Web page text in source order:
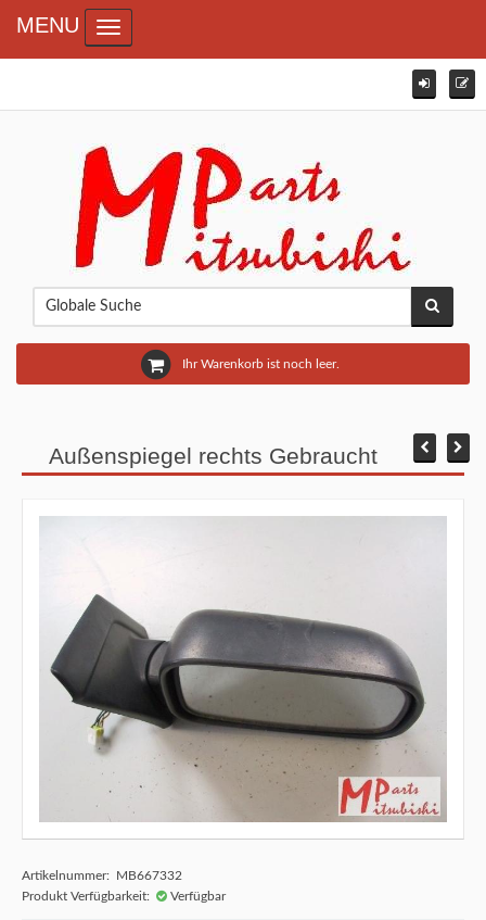
Ihr Warenkorb ist noch leer.
MENU Toggle navigation
Außenspiegel rechts Gebraucht
Artikelnummer: MB667332
Produkt Verfügbarkeit:
Verfügbar